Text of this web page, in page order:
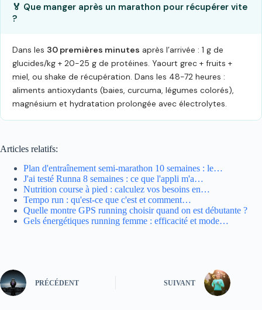
🏅 Que manger après un marathon pour récupérer vite
?
Dans les 30 premières minutes après l’arrivée : 1 g de
glucides/kg + 20-25 g de protéines. Yaourt grec + fruits +
miel, ou shake de récupération. Dans les 48-72 heures :
aliments antioxydants (baies, curcuma, légumes colorés),
magnésium et hydratation prolongée avec électrolytes.
Articles relatifs:
Plan d'entraînement semi-marathon 10 semaines : le…
J'ai testé Runna 8 semaines : ce que l'appli m'a…
Nutrition course à pied : calculez vos besoins en…
Tempo run : qu'est-ce que c'est et comment…
Quelle montre GPS running choisir quand on est débutante ?
Gels énergétiques running femme : efficacité et mode…
PRÉCÉDENT SUIVANT